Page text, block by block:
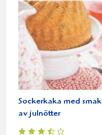
Sockerkaka med smak
av julnötter